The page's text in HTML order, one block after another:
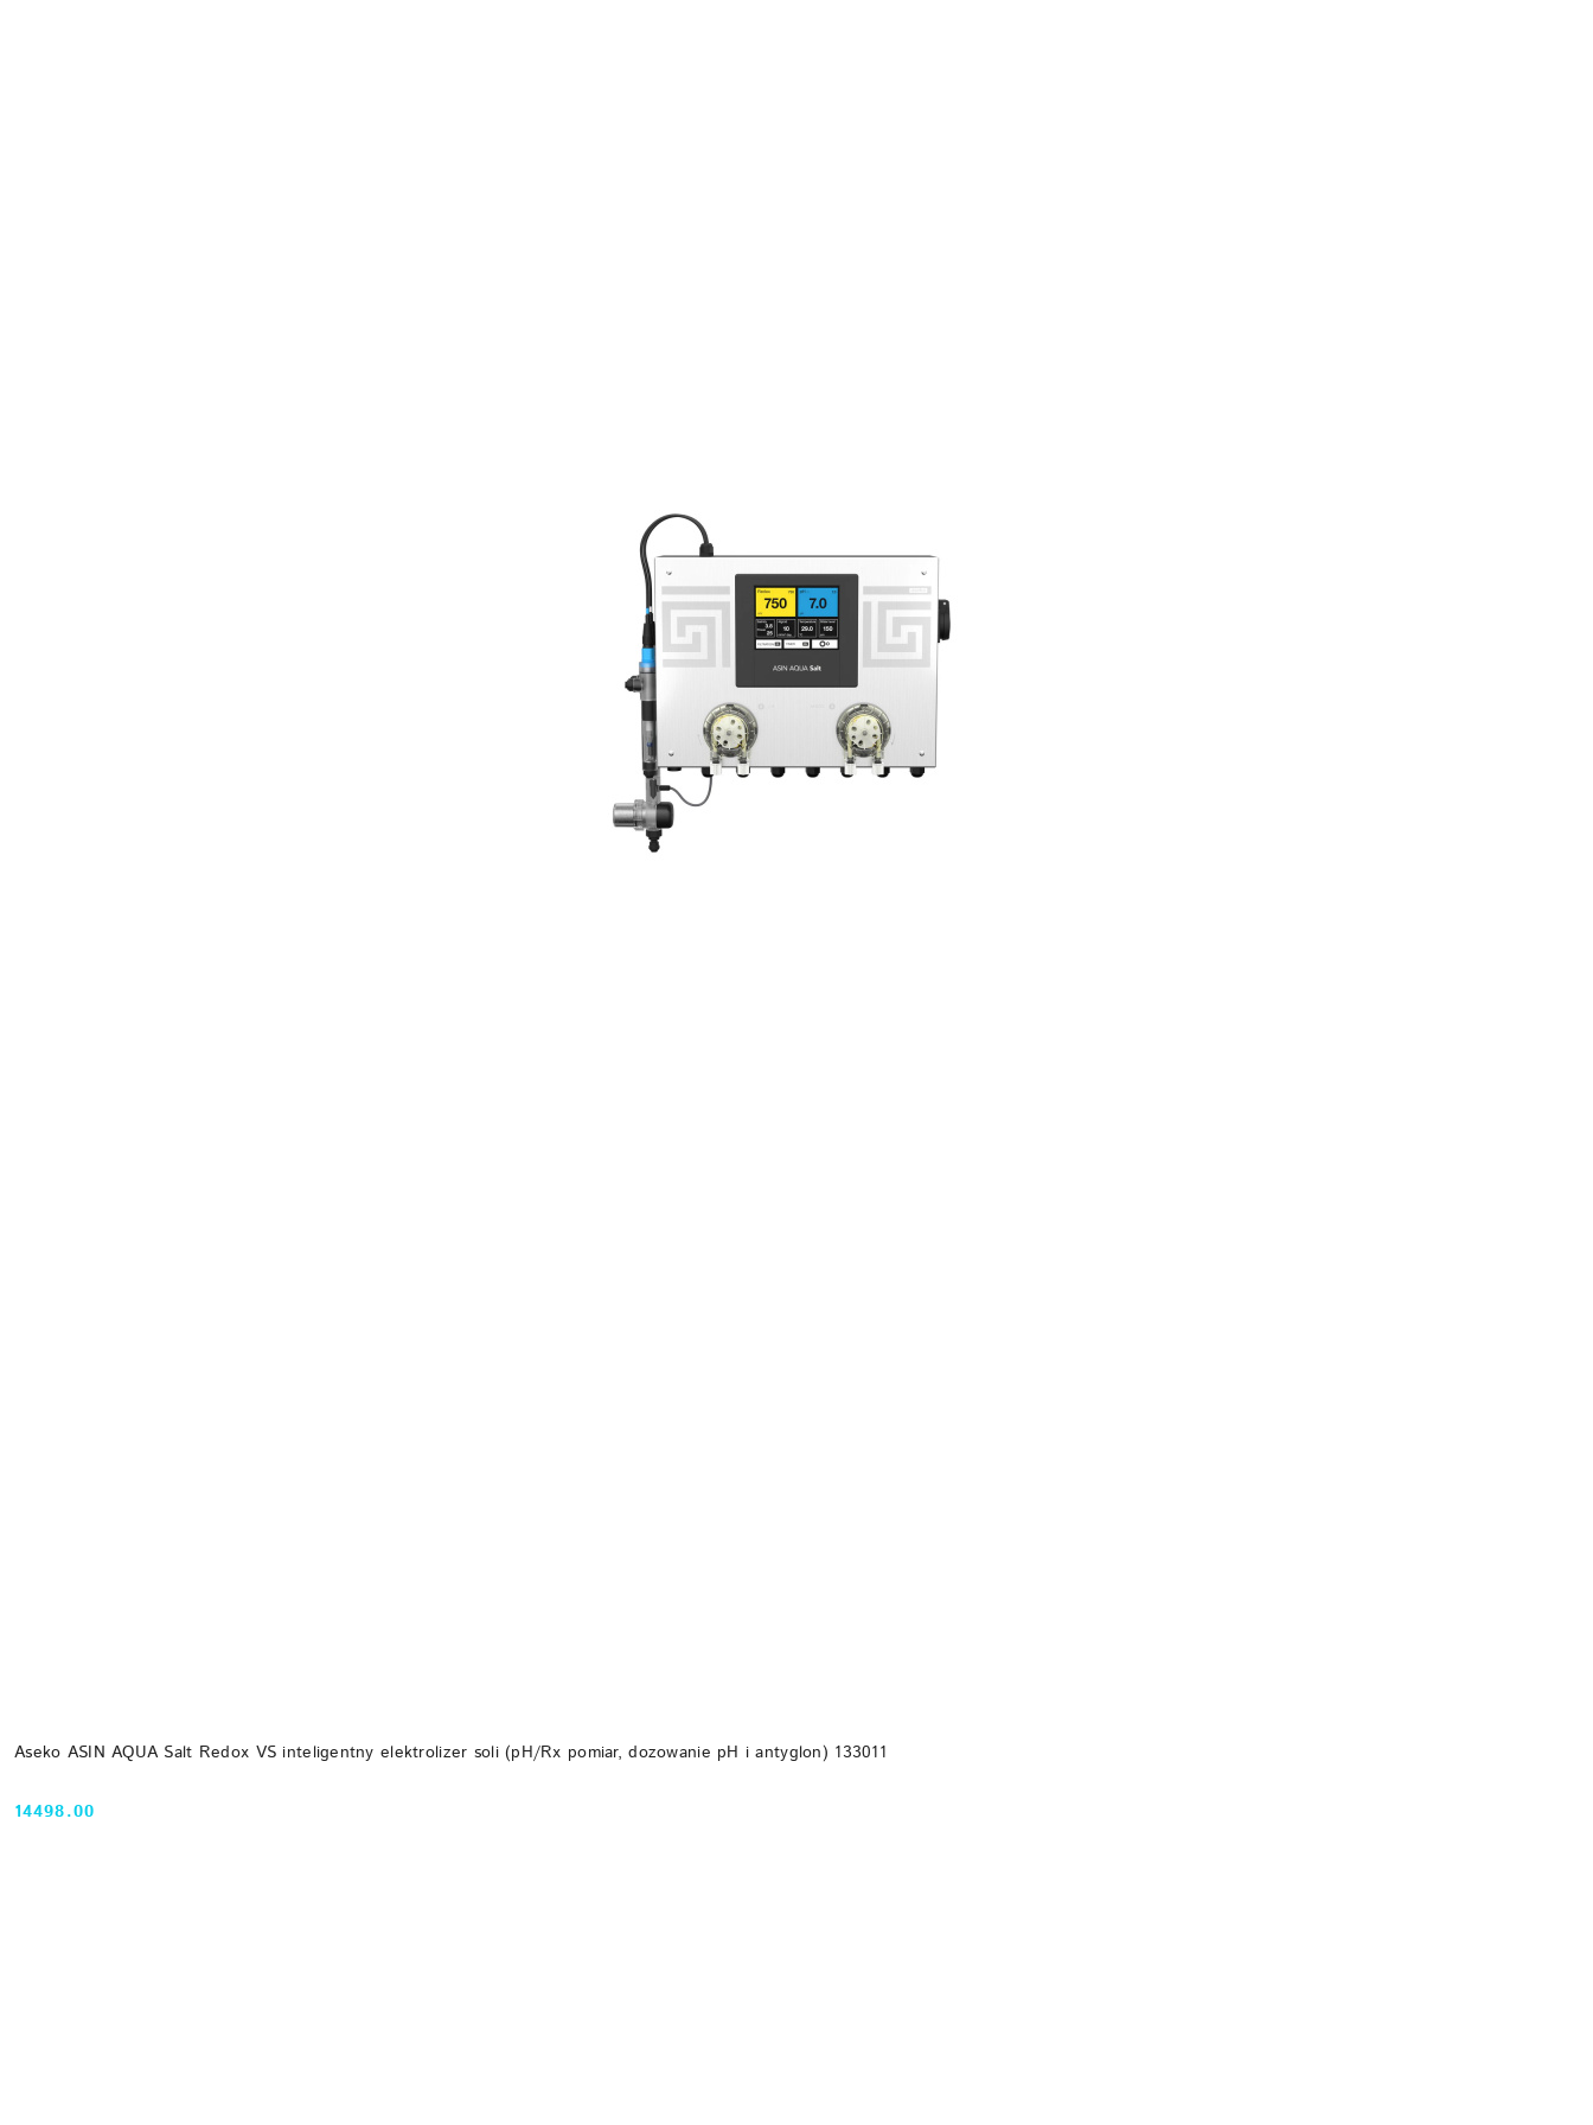
Aseko ASIN AQUA Salt Redox VS inteligentny elektrolizer soli (pH/Rx pomiar, dozowanie pH i antyglon) 133011
Cena:
14498.00
DO KOSZYKA